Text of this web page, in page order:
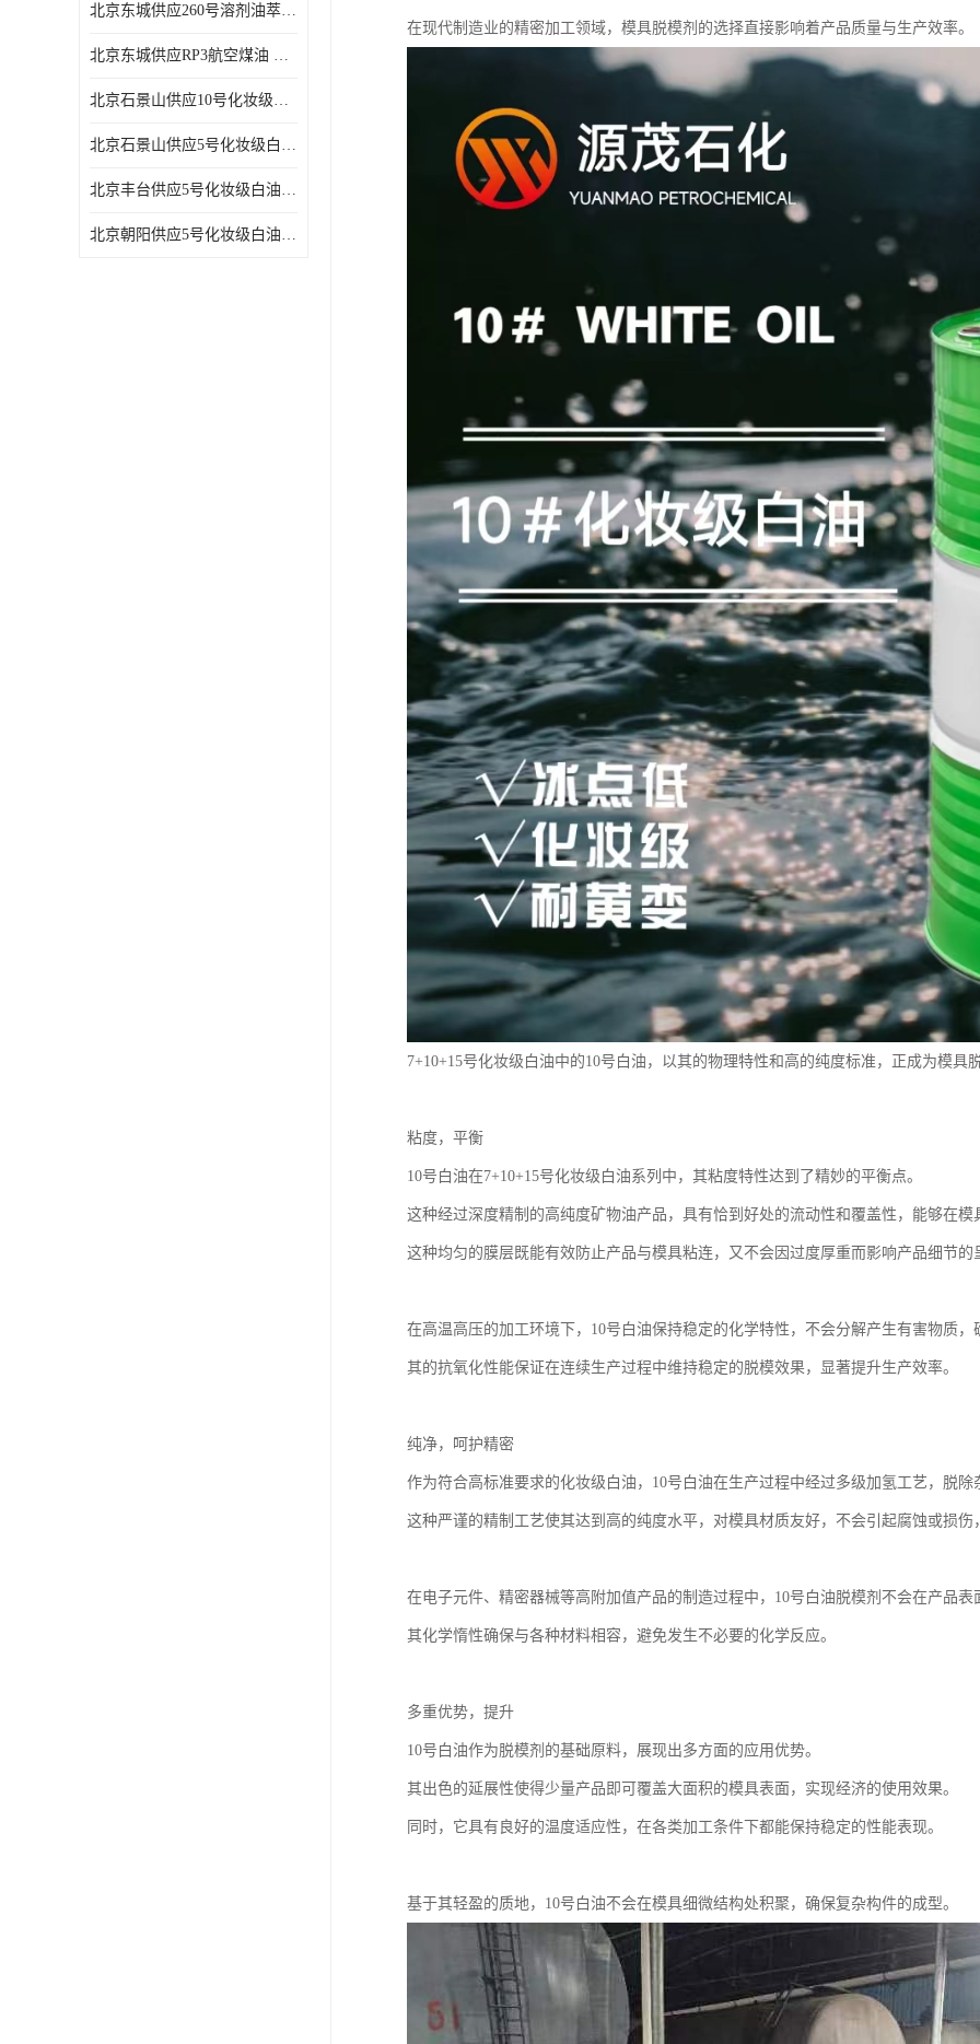
北京东城供应260号溶剂油萃取溶剂油金属萃取剂
北京东城供应RP3航空煤油 高含量国标工业级航空煤油燃料油 无色透明
北京石景山供应10号化妆级白油高精密机械润滑油
北京石景山供应5号化妆级白油缝纫机油 设备润滑油
北京丰台供应5号化妆级白油纤维与织物柔软光亮
北京朝阳供应5号化妆级白油纺织时的润滑剂
在现代制造业的精密加工领域，模具脱模剂的选择直接影响着产品质量与生产效率。
7+10+15号化妆级白油中的10号白油，以其的物理特性和高的纯度标准，正成为模具
粘度，平衡
10号白油在7+10+15号化妆级白油系列中，其粘度特性达到了精妙的平衡点。
这种经过深度精制的高纯度矿物油产品，具有恰到好处的流动性和覆盖性，能够在模
这种均匀的膜层既能有效防止产品与模具粘连，又不会因过度厚重而影响产品细节的
在高温高压的加工环境下，10号白油保持稳定的化学特性，不会分解产生有害物质，
其的抗氧化性能保证在连续生产过程中维持稳定的脱模效果，显著提升生产效率。
纯净，呵护精密
作为符合高标准要求的化妆级白油，10号白油在生产过程中经过多级加氢工艺，脱除
这种严谨的精制工艺使其达到高的纯度水平，对模具材质友好，不会引起腐蚀或损伤
在电子元件、精密器械等高附加值产品的制造过程中，10号白油脱模剂不会在产品表
其化学惰性确保与各种材料相容，避免发生不必要的化学反应。
多重优势，提升
10号白油作为脱模剂的基础原料，展现出多方面的应用优势。
其出色的延展性使得少量产品即可覆盖大面积的模具表面，实现经济的使用效果。
同时，它具有良好的温度适应性，在各类加工条件下都能保持稳定的性能表现。
基于其轻盈的质地，10号白油不会在模具细微结构处积聚，确保复杂构件的成型。